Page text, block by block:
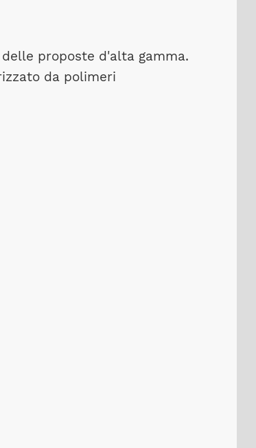
proposte d'alta gamma.
da polimeri